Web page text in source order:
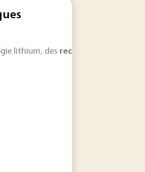
est une dispersion de gaz dans
. Lesrecherches...mousses
lithium, des recherches